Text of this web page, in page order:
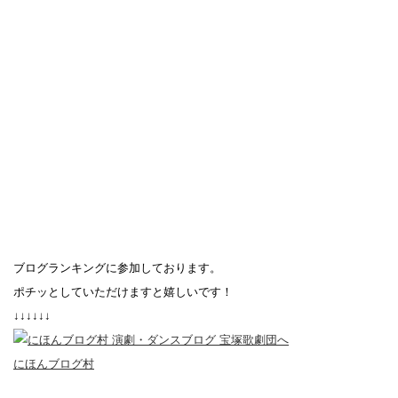
ブログランキングに参加しております。
ポチッとしていただけますと嬉しいです！
↓↓↓↓↓↓
にほんブログ村